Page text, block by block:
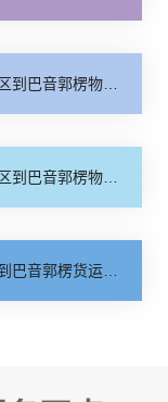
楞物流专线_整车配货「实时跟踪 」
郭楞物流专线_每日发车「全程无虑」
专线-厦门到巴音郭楞物流公司_快速响应「全境派送」